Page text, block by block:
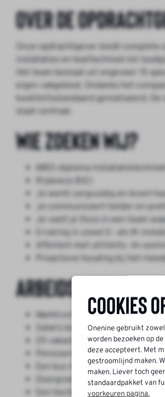
Over de
Onze opdrachtgever biedt
installaties en koeltechniek tot
Het team bestaat uit ongeveer 15
eigen vakgebied. Ondanks het
kwaliteitsstandaard gerealiseerd.
staat centraal.
Wie zoeken wij?
MBO-diploma
Rijbewijs B(E)
Je werkt zorgvuldig en levert
Je communiceert helder en
Je voelt je thuis in een team
Ervaring in zowel E- als W-
Affiniteit met utiliteits- én
Proactieve houding bij het
Marktconforme salarisindicatie:
Salaris boven CAO-niveau
25 vakantiedagen + 13 ADV-
Pensioenopbouw en een
Een bus met professioneel A-
Doorgroeimogelijkheden via
Een hecht team met een
Cookies
Onenine gebruikt
worden bezoeken op
deze accepteert. Met
gestroomlijnd maken.
maken. Liever toch
standaardpakket van
voorkeuren pagina.